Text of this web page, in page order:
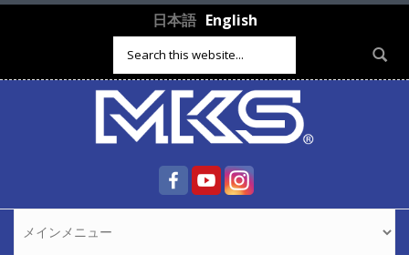
Skip to main content 日本語 English
Search form